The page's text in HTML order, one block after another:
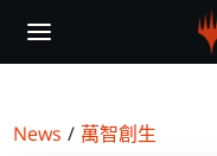
main
News / 萬智創生